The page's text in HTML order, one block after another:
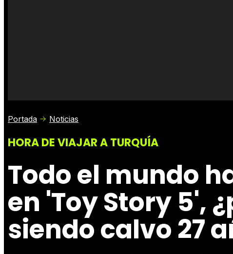
Portada Noticias
HORA DE VIAJAR A TURQUÍA
Todo el mundo
en 'Toy Story 5',
siendo calvo 27